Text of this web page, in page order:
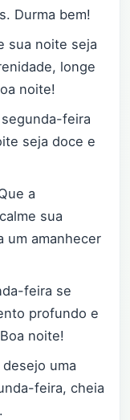
Durma bem!
sua noite seja
longe
noite!
feira
seja doce e
a
sua
um amanhecer
feira se
profundo e
noite!
uma
feira, cheia